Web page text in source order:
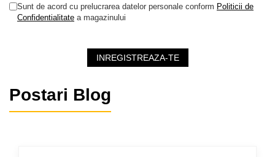
Sunt de acord cu prelucrarea datelor personale conform Politicii de
Confidentialitate a magazinului
INREGISTREAZA-TE
Postari Blog